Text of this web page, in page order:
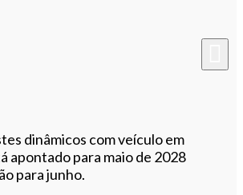
dinâmicos com veículo em
apontado para maio de 2028
para junho.